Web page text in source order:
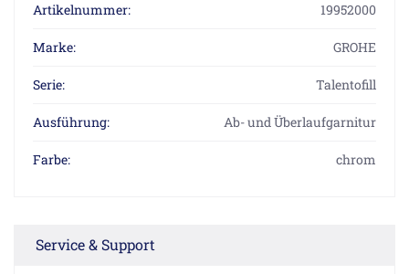
Artikelnummer: 19952000
Marke: GROHE
Serie: Talentofill
Ausführung: Ab- und Überlaufgarnitur
Farbe: chrom
Service & Support